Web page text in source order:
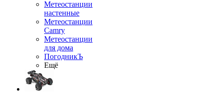
Метеостанции
настенные
Метеостанции
Camry
Метеостанции
для дома
ПогодникЪ
Ещё